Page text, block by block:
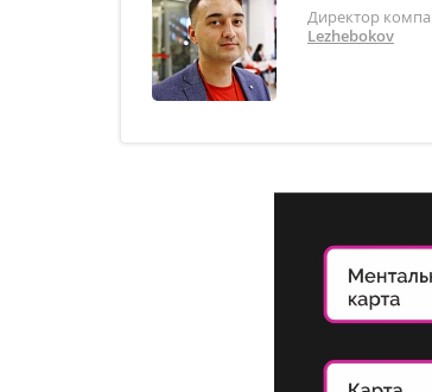
Директор
Lezhebokov